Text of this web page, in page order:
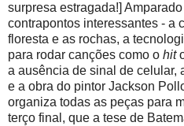
surpresa estragada!]
contrapontos interessantes - a
floresta e as rochas, a
para rodar canções como o hit
a ausência de sinal de celular,
e a obra do pintor Jackson
organiza todas as peças para
terço final, que a tese de